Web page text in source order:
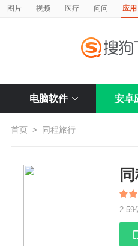
图片 视频 医疗 问问 应用
电脑软件 安卓
首页 > 同程旅行
2.59